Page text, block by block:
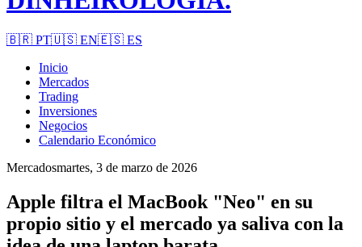
🇧🇷 PT🇺🇸 EN🇪🇸 ES
Inicio
Mercados
Trading
Inversiones
Negocios
Calendario Económico
Mercadosmartes, 3 de marzo de 2026
Apple filtra el MacBook "Neo" en su
propio sitio y el mercado ya saliva con la